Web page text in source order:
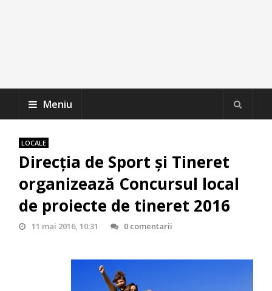
Meniu
LOCALE
Direcția de Sport și Tineret
organizează Concursul local
de proiecte de tineret 2016
11 mai 2016, 10:31 0 comentarii